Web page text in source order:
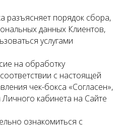
разъясняет порядок сбора,
данных Клиентов,
услугами
на обработку
с настоящей
чек-бокса «Согласен»,
кабинета на Сайте
ознакомиться с